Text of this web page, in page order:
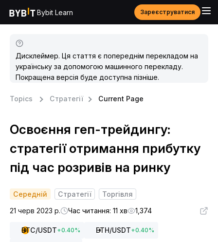
Bybit Learn Зареєструватися
Дисклеймер. Ця стаття є попереднім перекладом на
українську за допомогою машинного перекладу.
Покращена версія буде доступна пізніше.
Topics Стратегії Current Page
Освоєння геп-трейдингу:
стратегії отримання прибутку
під час розривів на ринку
Середній Стратегії
Торгівля
21 черв 2023 р.
Час читання: 11 хв 1,374
BTC/USDT+0.40% ETH/USDT+0.40%